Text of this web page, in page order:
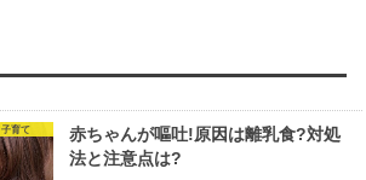
子育て
赤ちゃんが嘔吐!原因は離乳食?対処
法と注意点は?